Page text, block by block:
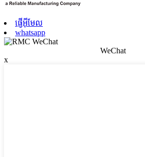
ផ្ញើអ៊ីមែល
whatsapp
WeChat
x